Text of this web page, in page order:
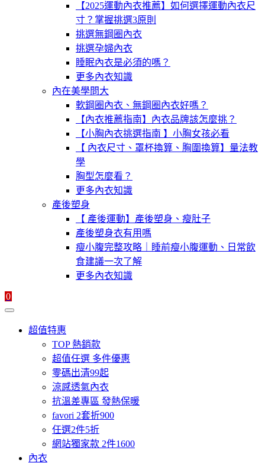
【2025運動內衣推薦】如何選擇運動內衣尺
寸？掌握挑選3原則
挑選無鋼圈內衣
挑選孕婦內衣
睡眠內衣是必須的嗎？
更多內衣知識
內在美學問大
軟鋼圈內衣、無鋼圈內衣好嗎？
【內衣推薦指南】內衣品牌該怎麼挑？
【小胸內衣挑選指南 】小胸女孩必看
【 內衣尺寸、罩杯換算、胸圍換算】量法教
學
胸型怎麼看？
更多內衣知識
產後塑身
【 產後運動】產後塑身、瘦肚子
產後塑身衣有用嗎
瘦小腹完整攻略｜睡前瘦小腹運動、日常飲
食建議一次了解
更多內衣知識
0
超值特惠
TOP 熱銷款
超值任選 多件優惠
零碼出清99起
涼感透氣內衣
抗溫差專區 發熱保暖
favori 2套折900
任選2件5折
網站獨家款 2件1600
內衣